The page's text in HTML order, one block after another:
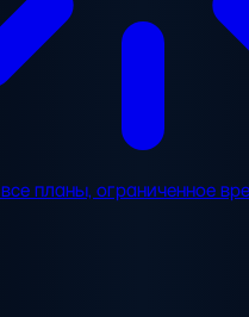
все планы, ограниченное